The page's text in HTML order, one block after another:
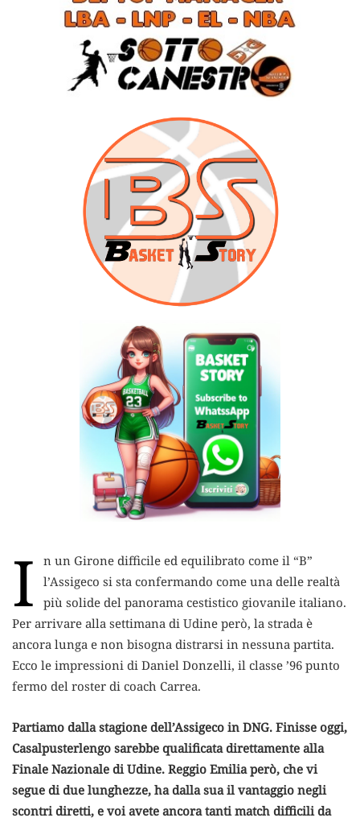
I
n un Girone difficile ed equilibrato come il “B”
l’Assigeco si sta confermando come una delle realtà
più solide del panorama cestistico giovanile italiano.
Per arrivare alla settimana di Udine però, la strada è
ancora lunga e non bisogna distrarsi in nessuna partita.
Ecco le impressioni di Daniel Donzelli, il classe ’96 punto
fermo del roster di coach Carrea.
Partiamo dalla stagione dell’Assigeco in DNG. Finisse oggi,
Casalpusterlengo sarebbe qualificata direttamente alla
Finale Nazionale di Udine. Reggio Emilia però, che vi
segue di due lunghezze, ha dalla sua il vantaggio negli
scontri diretti, e voi avete ancora tanti match difficili da